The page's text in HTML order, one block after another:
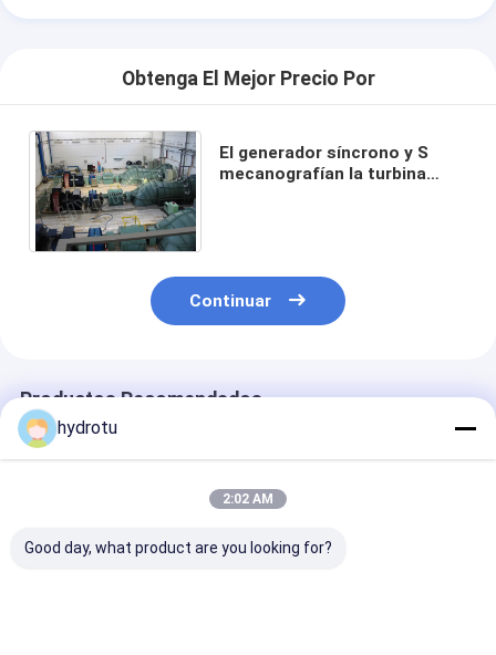
Obtenga El Mejor Precio Por
El generador síncrono y S
mecanografían la turbina
Continuar
Productos Recomendados
hydrotu
2:02 AM
Good day, what product are you looking for?